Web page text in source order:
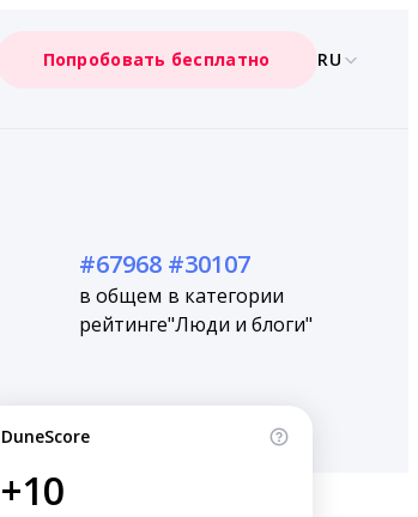
Попробовать бесплатно RU
#67968
в общем
рейтинге
#30107
в категории
"Люди и блоги"
DuneScore
+10